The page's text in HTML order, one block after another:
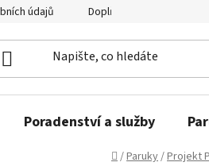
údajů Doplňující informace
Poradenství a služby
Domů
/Paruky/Projekt